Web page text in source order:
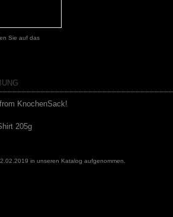
Sie auf das
KnochenSack!
205g
in unseren Katalog aufgenommen.